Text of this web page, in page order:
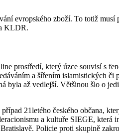
evropského zboží. To totiž
KLDR.
prostředí, který úzce souvisí s
a šířením islamistických
byla až vedlejší. Většinou šlo o
21letého českého občana,
a kultuře SIEGE, která
Policie proti skupině